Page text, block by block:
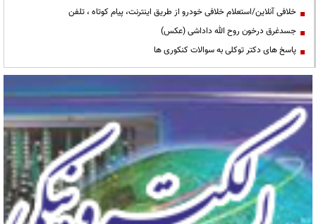
خلافی آنلاین/استعلام خلافی خودرو از طریق اینترنت، پیام کوتاه ، تلفن
جسدغرق درخون روح الله داداشی (عکس)
پاسخ های دکتر توکلی به سوالات کنکوری ها